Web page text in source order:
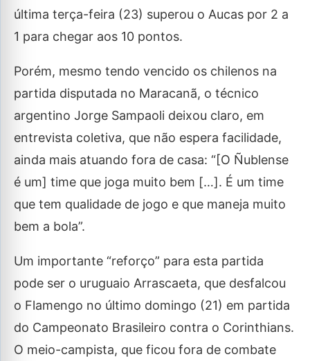
última terça-feira (23) superou o Aucas por 2 a
1 para chegar aos 10 pontos.
Porém, mesmo tendo vencido os chilenos na
partida disputada no Maracanã, o técnico
argentino Jorge Sampaoli deixou claro, em
entrevista coletiva, que não espera facilidade,
ainda mais atuando fora de casa: “[O Ñublense
é um] time que joga muito bem […]. É um time
que tem qualidade de jogo e que maneja muito
bem a bola”.
Um importante “reforço” para esta partida
pode ser o uruguaio Arrascaeta, que desfalcou
o Flamengo no último domingo (21) em partida
do Campeonato Brasileiro contra o Corinthians.
O meio-campista, que ficou fora de combate